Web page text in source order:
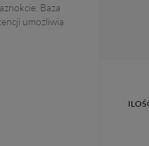
Baza
umożliwia